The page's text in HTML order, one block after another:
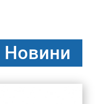
Новини